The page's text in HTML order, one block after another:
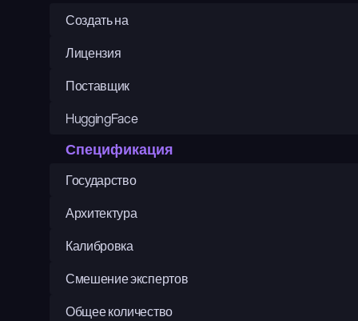
Создать на
Лицензия
Поставщик
HuggingFace
Спецификация
Государство
Архитектура
Калибровка
Смешение экспертов
Общее количество